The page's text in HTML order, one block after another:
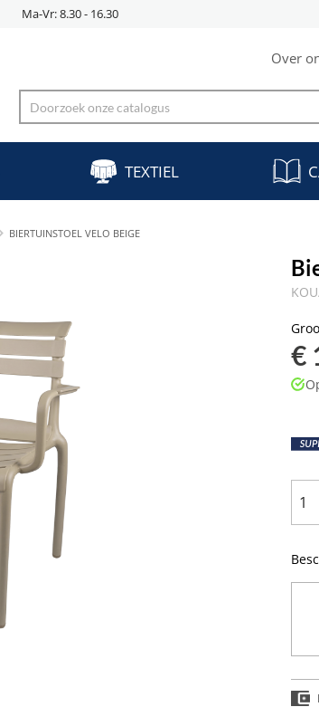
Ma-Vr: 8.30 - 16.30
Over
TEXTIEL
BIERTUINSTOEL VELO BEIGE
€